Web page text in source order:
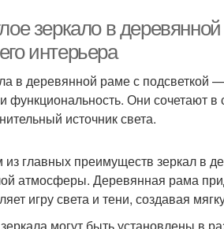
зеркало в
интерьера
в деревянной раме с подсветкой
функциональность. Они сочетают в
источник света.
главных преимуществ зеркал в
атмосферы. Деревянная рама
игру света и тени, создавая